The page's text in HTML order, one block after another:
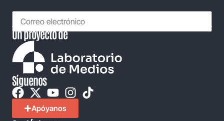
Un proyecto de
Síguenos
Apóyanos